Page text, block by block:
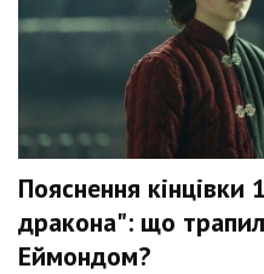
Пояснення
дракона": що
Еймондом?